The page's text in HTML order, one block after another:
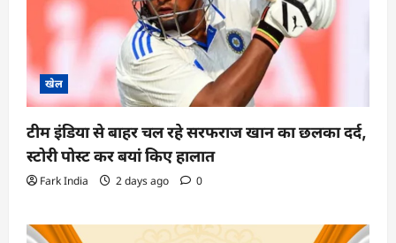
खेल
टीम इंडिया से बाहर चल रहे सरफराज खान का छलका दर्द,
स्टोरी पोस्ट कर बयां किए हालात
Fark India 2 days ago 0